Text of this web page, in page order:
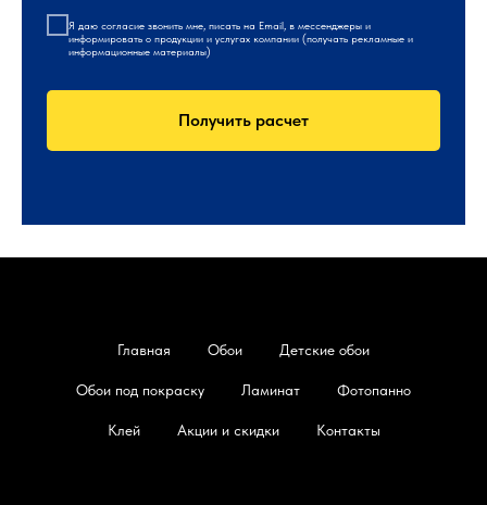
Я даю согласие звонить мне, писать на Email, в мессенджеры и
информировать о продукции и услугах компании (получать рекламные и
информационные материалы)
Получить расчет
Главная Обои Детские обои
Обои под покраску Ламинат Фотопанно
Клей Акции и скидки Контакты